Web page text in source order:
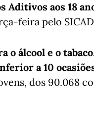
Aditivos aos 18
feira pelo
o álcool e o
a 10
dos 90.068